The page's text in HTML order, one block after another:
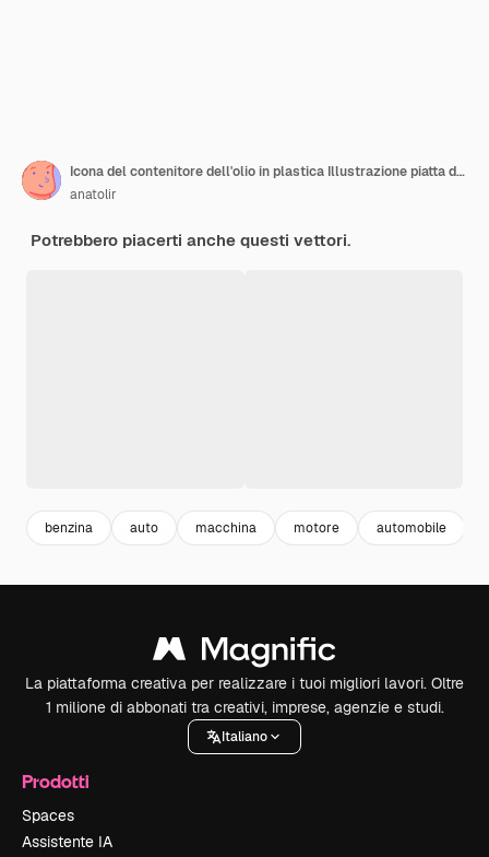
Icona del contenitore dell'olio in plastica Illustrazione piatta dell'icona del vettore del contenitore dell'olio in plastica isolata su sfondo bianco
anatolir
Potrebbero piacerti anche questi vettori.
benzina auto macchina motore automobile
La piattaforma creativa per realizzare i tuoi migliori lavori. Oltre
1 milione di abbonati tra creativi, imprese, agenzie e studi.
Italiano
Prodotti
Spaces
Assistente IA